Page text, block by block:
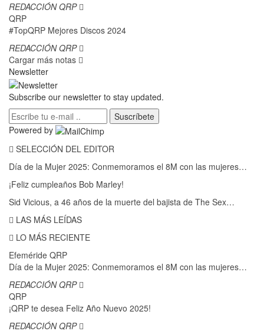
REDACCIÓN QRP
QRP
#TopQRP Mejores Discos 2024
REDACCIÓN QRP
Cargar más notas
Newsletter
Subscribe our newsletter to stay updated.
Suscríbete
Powered by
SELECCIÓN DEL EDITOR
Día de la Mujer 2025: Conmemoramos el 8M con las mujeres…
¡Feliz cumpleaños Bob Marley!
Sid Vicious, a 46 años de la muerte del bajista de The Sex…
LAS MÁS LEÍDAS
LO MÁS RECIENTE
Efeméride QRP
Día de la Mujer 2025: Conmemoramos el 8M con las mujeres…
REDACCIÓN QRP
QRP
¡QRP te desea Feliz Año Nuevo 2025!
REDACCIÓN QRP